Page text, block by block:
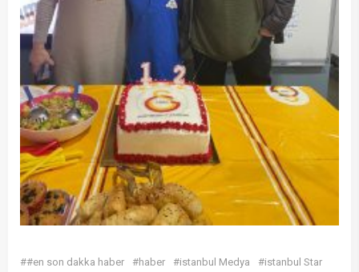
##en son dakka haber #haber #istanbul Medya #istanbul Star